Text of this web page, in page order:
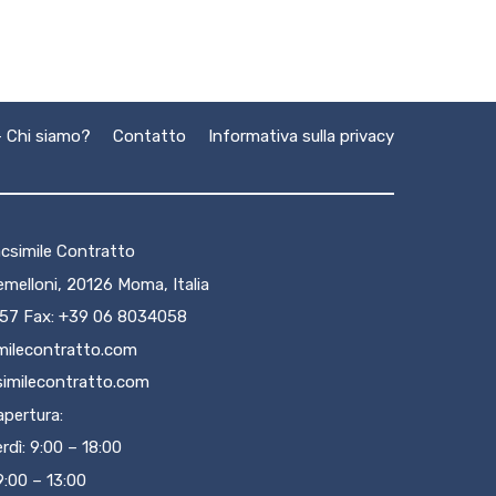
Chi siamo? Contatto Informativa sulla privacy
Contratto
20126 Moma, Italia
Fax: +39 06 8034058
9:00 – 18:00
– 13:00